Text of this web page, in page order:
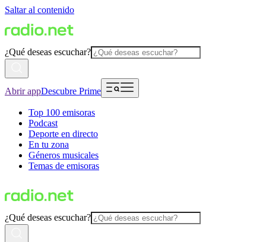
Saltar al contenido
¿Qué deseas escuchar?
Abrir appDescubre Prime
Top 100 emisoras
Podcast
Deporte en directo
En tu zona
Géneros musicales
Temas de emisoras
¿Qué deseas escuchar?